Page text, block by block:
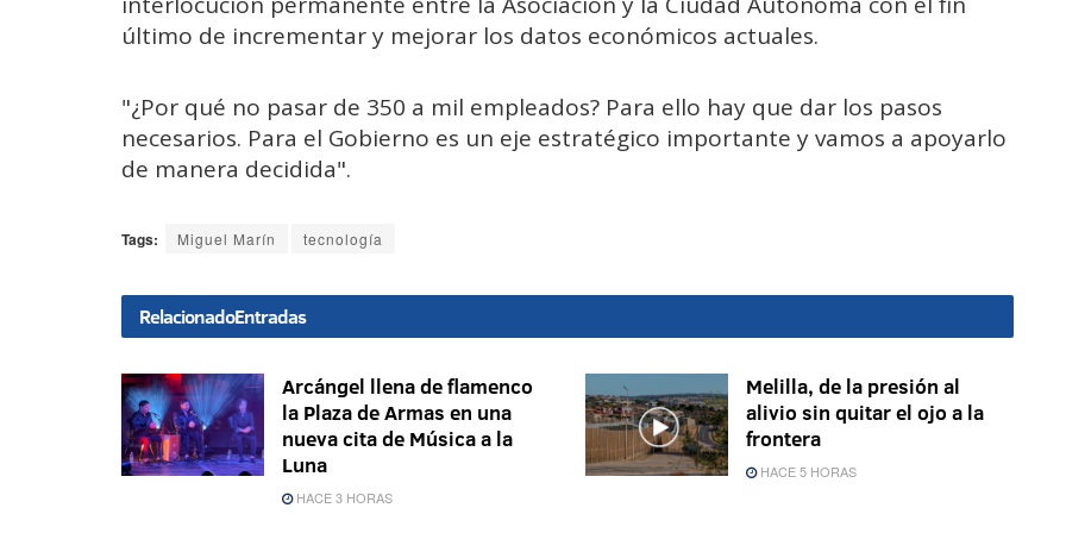
último de incrementar y mejorar los datos económicos actuales.
"¿Por qué no pasar de 350 a mil empleados? Para ello hay que dar los pasos
necesarios. Para el Gobierno es un eje estratégico importante y vamos a apoyarlo
de manera decidida".
Tags: Miguel Marín tecnología
RelacionadoEntradas
Arcángel llena de flamenco
la Plaza de Armas en una
nueva cita de Música a la
Luna
HACE 3 HORAS
Melilla, de la presión al
alivio sin quitar el ojo a la
frontera
HACE 5 HORAS